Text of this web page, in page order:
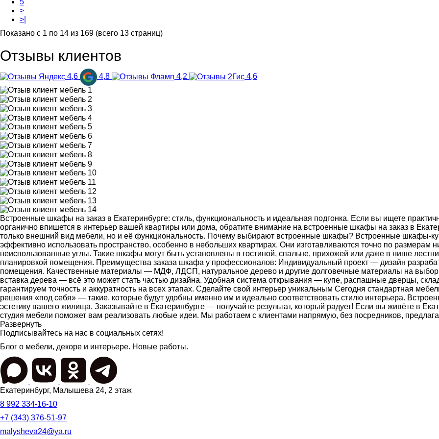
>
>|
Показано с 1 по 14 из 169 (всего 13 страниц)
Отзывы клиентов
4,6 4,8 4,2 4,6
Встроенные шкафы на заказ в Екатеринбурге: стиль, функциональность и идеальная подгонка. Если вы ищете
органично впишется в интерьер вашей квартиры или дома, обратите внимание на встроенные шкафы на заказ в
только внешний вид мебели, но и её функциональность. Почему выбирают встроенные шкафы? Встроенные шкафы-
эффективно использовать пространство, особенно в небольших квартирах. Они изготавливаются точно по размерам
неиспользованные углы. Такие шкафы могут быть установлены в гостиной, спальне, прихожей или даже в нише
планировкой помещения. Преимущества заказа шкафа у профессионалов: Индивидуальный проект — дизайн
помещения. Качественные материалы — МДФ, ЛДСП, натуральное дерево и другие долговечные материалы на
вставка дерева — всё это может стать частью дизайна. Удобная система открывания — купе, распашные дверцы,
гарантируем точность и аккуратность на всех этапах. Сделайте свой интерьер уникальным Сегодня стандартная
решения «под себя» — такие, которые будут удобны именно им и идеально соответствовать стилю интерьера.
эстетику вашего жилища. Заказывайте в Екатеринбурге — получайте результат, который радует! Если вы живёте в
студия мебели поможет вам реализовать любые идеи. Мы работаем с клиентами напрямую, без посредников,
Развернуть
Подписывайтесь на нас в социальных сетях!
Блог о мебели, декоре и интерьере. Новые работы.
Екатеринбург, Малышева 24, 2 этаж
8 992 334-16-10
+7 (343) 376-51-97
malysheva24@ya.ru